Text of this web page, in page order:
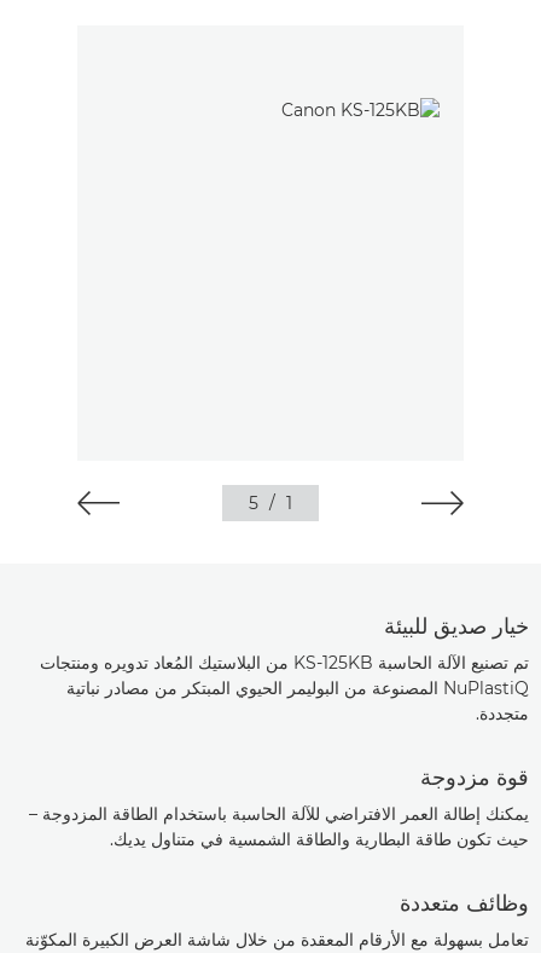
1
/
5
خيار صديق للبيئة
تم تصنيع الآلة الحاسبة KS-125KB من البلاستيك المُعاد تدويره ومنتجات
NuPlastiQ المصنوعة من البوليمر الحيوي المبتكر من مصادر نباتية
متجددة.
قوة مزدوجة
يمكنك إطالة العمر الافتراضي للآلة الحاسبة باستخدام الطاقة المزدوجة –
حيث تكون طاقة البطارية والطاقة الشمسية في متناول يديك.
وظائف متعددة
تعامل بسهولة مع الأرقام المعقدة من خلال شاشة العرض الكبيرة المكوّنة